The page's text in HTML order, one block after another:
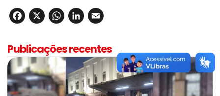
Facebook
X WhatsApp
LinkedIn
Publicações recentes